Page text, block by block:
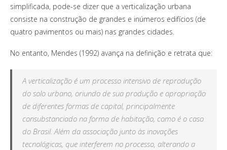
simplificada, pode-se dizer que a verticalização urbana
consiste na construção de grandes e inúmeros edifícios (de
quatro pavimentos ou mais) nas grandes cidades.
No entanto, Mendes (1992) avança na definição e retrata que:
A verticalização é um processo intensivo de reprodução
do solo urbano, oriundo de sua produção e apropriação
de diferentes formas de capital, principalmente
consubstanciado na forma de habitação, como é o caso
do Brasil. Além da associação junto às inovações
tecnológicas, que interferem no processo, alterando a